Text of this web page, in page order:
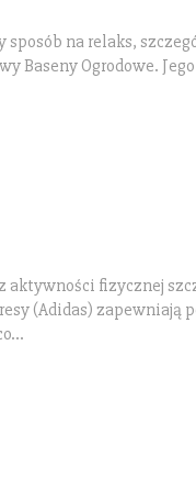
sposób na relaks,
Baseny Ogrodowe.
aktywności fizycznej
(Adidas) zapewniają